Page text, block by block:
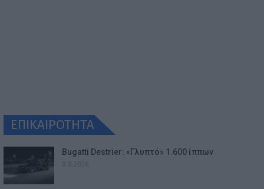
ΕΠΙΚΑΙΡΟΤΗΤΑ
Bugatti Destrier: «Γλυπτό» 1.600 ίππων